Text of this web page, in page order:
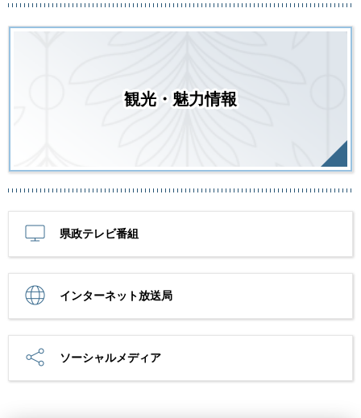
観光・魅力情報
県政テレビ番組
インターネット放送局
ソーシャルメディア